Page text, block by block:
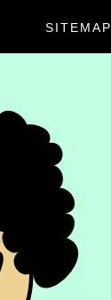
SITEMAP